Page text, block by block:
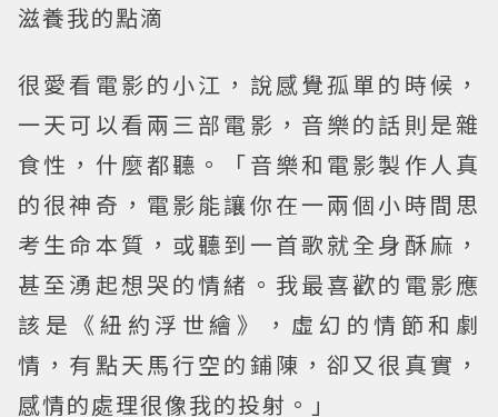
滋養我的點滴
很愛看電影的小江，說感覺孤單的時候，
一天可以看兩三部電影，音樂的話則是雜
食性，什麼都聽。「音樂和電影製作人真
的很神奇，電影能讓你在一兩個小時間思
考生命本質，或聽到一首歌就全身酥麻，
甚至湧起想哭的情緒。我最喜歡的電影應
該是《紐約浮世繪》，虛幻的情節和劇
情，有點天馬行空的鋪陳，卻又很真實，
感情的處理很像我的投射。」